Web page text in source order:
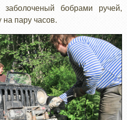
заболоченый бобрами ручей,
на пару часов.